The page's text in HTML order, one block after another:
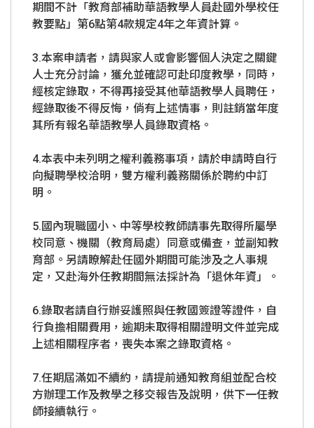
期間不計「教育部補助華語教學人員赴國外學校任
教要點」第6點第4款規定4年之年資計算。
3.本案申請者，請與家人或會影響個人決定之關鍵
人士充分討論，獲允並確認可赴印度教學，同時，
經核定錄取，不得再接受其他華語教學人員聘任，
經錄取後不得反悔，倘有上述情事，則註銷當年度
其所有報名華語教學人員錄取資格。
4.本表中未列明之權利義務事項，請於申請時自行
向擬聘學校洽明，雙方權利義務關係於聘約中訂
明。
5.國內現職國小、中等學校教師請事先取得所屬學
校同意、機關（教育局處）同意或備查，並副知教
育部。另請瞭解赴任國外期間可能涉及之人事規
定，又赴海外任教期間無法採計為「退休年資」。
6.錄取者請自行辦妥護照與任教國簽證等證件，自
行負擔相關費用，逾期未取得相關證明文件並完成
上述相關程序者，喪失本案之錄取資格。
7.任期屆滿如不續約，請提前通知教育組並配合校
方辦理工作及教學之移交報告及說明，供下一任教
師接續執行。